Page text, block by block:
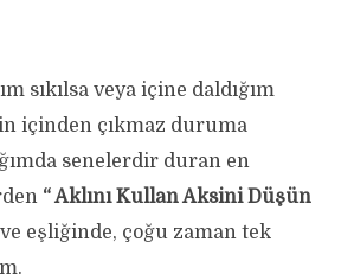
sıkılsa veya içine daldığım
içinden çıkmaz duruma
senelerdir duran en
“ Aklını Kullan Aksini Düşün
eşliğinde, çoğu zaman tek